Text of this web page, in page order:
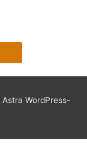
Astra WordPress-